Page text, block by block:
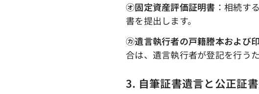
㋔固定資産評価証明書 ：相続す
書を提出します。
㋕遺言執行者の戸籍謄本および
合は、遺言執行者が登記を行う
3. 自筆証書遺言と公正証